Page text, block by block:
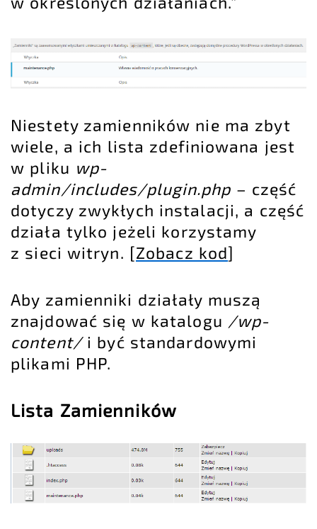
Niestety zamienników nie ma zbyt
wiele, a ich lista zdefiniowana jest
w pliku wp-
admin/includes/plugin.php – część
dotyczy zwykłych instalacji, a część
działa tylko jeżeli korzystamy
z sieci witryn. [Zobacz kod]
Aby zamienniki działały muszą
znajdować się w katalogu /wp-
content/i być standardowymi
plikami PHP.
Lista Zamienników